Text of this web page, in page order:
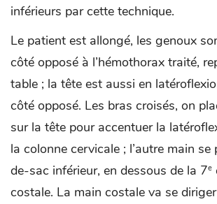
inférieurs par cette technique.
Le patient est allongé, les genoux
côté opposé à l’hémothorax traité,
table ; la tête est aussi en
côté opposé. Les bras croisés, on
sur la tête pour accentuer la
la colonne cervicale ; l’autre main
de-sac inférieur, en dessous de la 7e
costale. La main costale va se